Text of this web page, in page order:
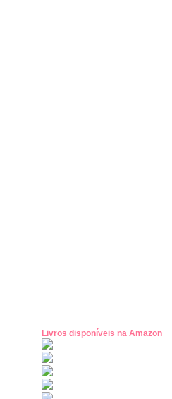
Livros disponíveis na Amazon